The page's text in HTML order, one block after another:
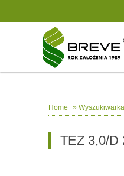
Home » Wyszukiwarka
TEZ 3,0/D